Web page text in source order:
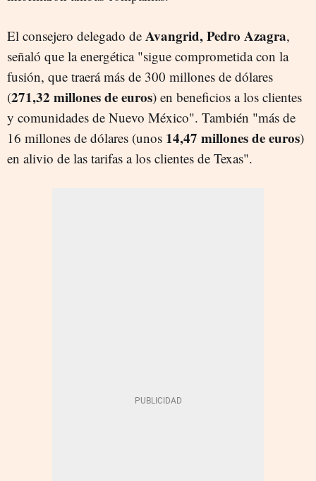
El consejero delegado de Avangrid, Pedro Azagra,
señaló que la energética "sigue comprometida con la
fusión, que traerá más de 300 millones de dólares
(271,32 millones de euros) en beneficios a los clientes
y comunidades de Nuevo México". También "más de
16 millones de dólares (unos 14,47 millones de euros)
en alivio de las tarifas a los clientes de Texas".